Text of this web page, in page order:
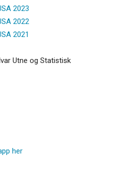
2023
2022
2021
Utne og Statistisk
her